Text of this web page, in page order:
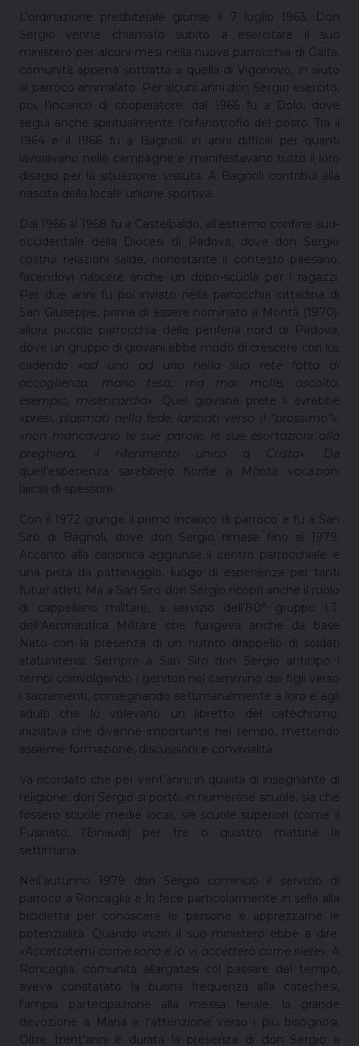
L’ordinazione presbiterale giunse il 7 luglio 1963. Don
Sergio venne chiamato subito a esercitare il suo
ministero per alcuni mesi nella nuova parrocchia di Galta,
comunità appena sottratta a quella di Vigonovo, in aiuto
al parroco ammalato. Per alcuni anni don Sergio esercitò,
poi, l’incarico di cooperatore: dal 1966 fu a Dolo, dove
seguì anche spiritualmente l’orfanotrofio del posto. Tra il
1964 e il 1966 fu a Bagnoli, in anni difficili per quanti
lavoravano nelle campagne e manifestavano tutto il loro
disagio per la situazione vissuta. A Bagnoli contribuì alla
nascita della locale unione sportiva.
Dal 1966 al 1968 fu a Castelbaldo, all’estremo confine sud-
occidentale della Diocesi di Padova, dove don Sergio
costruì relazioni salde, nonostante il contesto paesano,
facendovi nascere anche un dopo-scuola per i ragazzi.
Per due anni fu poi inviato nella parrocchia cittadina di
San Giuseppe, prima di essere nominato a Montà (1970),
allora piccola parrocchia della periferia nord di Padova,
dove un gruppo di giovani ebbe modo di crescere con lui,
cadendo «ad uno ad uno nella sua rete fatta di
accoglienza, mano tesa, ma mai molle, ascolto,
esempio, misericordia»
. Quel giovane prete li avrebbe
«presi, plasmati nella fede, lanciati verso il “prossimo”»
«non mancavano le sue parole, le sue esortazioni alla
preghiera, il riferimento unico a Cristo»
. Da
quell’esperienza sarebbero fiorite a Montà vocazioni
laicali di spessore.
Con il 1972 giunge il primo incarico di parroco e fu a San
Siro di Bagnoli, dove don Sergio rimase fino al 1979.
Accanto alla canonica aggiunse il centro parrocchiale e
una pista da pattinaggio, luogo di esperienza per tanti
futuri atleti. Ma a San Siro don Sergio ricoprì anche il ruolo
di cappellano militare, a servizio dell’80° gruppo I.T.
dell’Aeronautica Militare che fungeva anche da base
Nato con la presenza di un nutrito drappello di soldati
statunitensi. Sempre a San Siro don Sergio anticipò i
tempi coinvolgendo i genitori nel cammino dei figli verso
i sacramenti, consegnando settimanalmente a loro e agli
adulti che lo volevano un libretto del catechismo:
iniziativa che divenne importante nel tempo, mettendo
assieme formazione, discussioni e convivialità.
Va ricordato che per vent’anni, in qualità di insegnante di
religione, don Sergio si portò, in numerose scuole, sia che
fossero scuole medie locali, sia scuole superiori (come il
Fusinato, l’Einaudi) per tre o quattro mattine la
settimana.
Nell’autunno
1979 don Sergio cominciò il servizio di
parroco a Roncaglia e lo fece particolarmente in sella alla
bicicletta per conoscere le persone e apprezzarne le
potenzialità. Quando iniziò il suo ministero ebbe a dire:
«Accettatemi come sono e io vi accetterò come siete»
. A
Roncaglia, comunità allargatasi col passare del tempo,
aveva constatato la buona frequenza alla catechesi,
l’ampia partecipazione alla messa feriale, la grande
devozione a Maria e l’attenzione verso i più bisognosi.
Oltre trent’anni è durata la presenza di don Sergio a